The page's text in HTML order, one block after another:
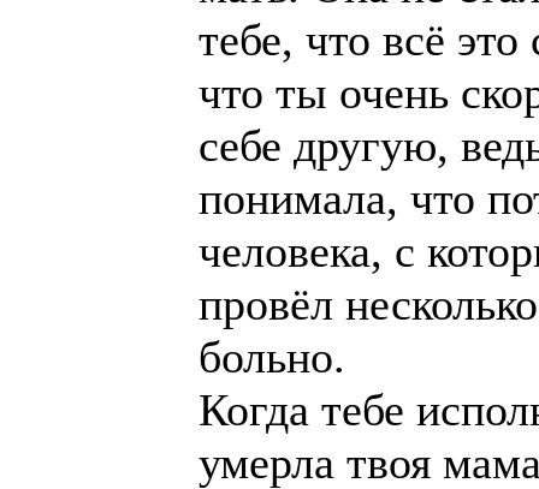
тебе, что всё
что ты очень
себе другую,
понимала, что
человека, с
провёл
больно.
Когда тебе
умерла твоя